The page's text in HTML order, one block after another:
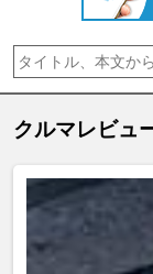
クルマレビュ